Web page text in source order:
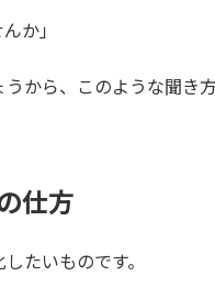
か」
から、このような聞き
仕方
たいものです。